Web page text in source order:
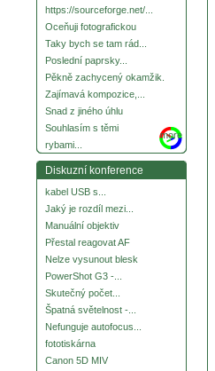
https://sourceforge.net/...
Oceňuji fotografickou
Taky bych se tam rád...
Poslední paprsky...
Pěkně zachycený okamžik.
Zajímavá kompozice,...
Snad z jiného úhlu
Souhlasím s těmi
rybami...
more
Diskuzní konference
kabel USB s...
Jaký je rozdíl mezi...
Manuální objektiv
Přestal reagovat AF
Nelze vysunout blesk
PowerShot G3 -...
Skutečný počet...
Špatná světelnost -...
Nefunguje autofocus...
fototiskárna
Canon 5D MIV